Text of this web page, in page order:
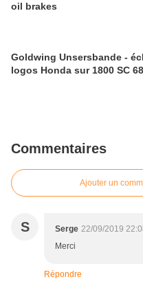
oil brakes
Goldwing Unsersbande -
logos Honda sur 1800 SC 68
Commentaires
Ajouter un
S Serge 22/09/2019
Merci
Répondre